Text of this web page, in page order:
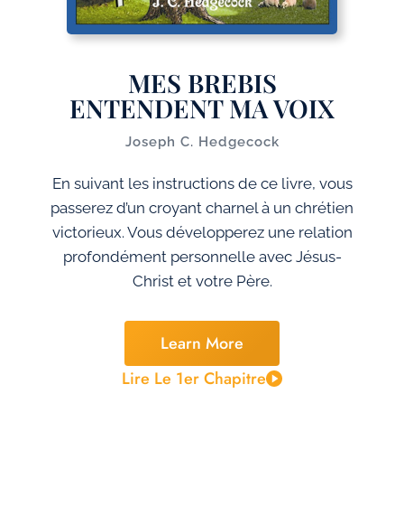
MES BREBIS
ENTENDENT MA VOIX
Joseph C. Hedgecock
En suivant les instructions de ce livre, vous
passerez d’un croyant charnel à un chrétien
victorieux. Vous développerez une relation
profondément personnelle avec Jésus-
Christ et votre Père.
Learn More
Lire Le 1er Chapitre